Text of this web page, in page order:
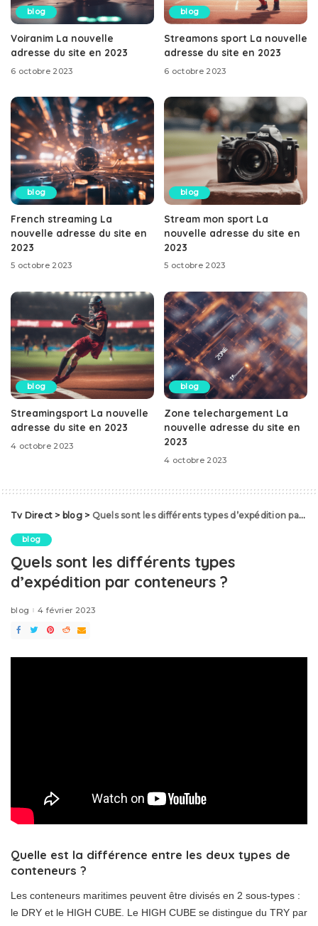
blog
Voiranim La nouvelle
adresse du site en 2023
6 octobre 2023
blog
Streamons sport La nouvelle
adresse du site en 2023
6 octobre 2023
blog
French streaming La
nouvelle adresse du site en
2023
5 octobre 2023
blog
Stream mon sport La
nouvelle adresse du site en
2023
5 octobre 2023
blog
Streamingsport La nouvelle
adresse du site en 2023
4 octobre 2023
blog
Zone telechargement La
nouvelle adresse du site en
2023
4 octobre 2023
Tv Direct > blog> Quels sont les différents types d’expédition par conteneurs ?
blog
Quels sont les différents types
d’expédition par conteneurs ?
blog 4 février 2023
Quelle est la différence entre les deux types de
conteneurs ?
Les conteneurs maritimes peuvent être divisés en 2 sous-types :
le DRY et le HIGH CUBE. Le HIGH CUBE se distingue du TRY par